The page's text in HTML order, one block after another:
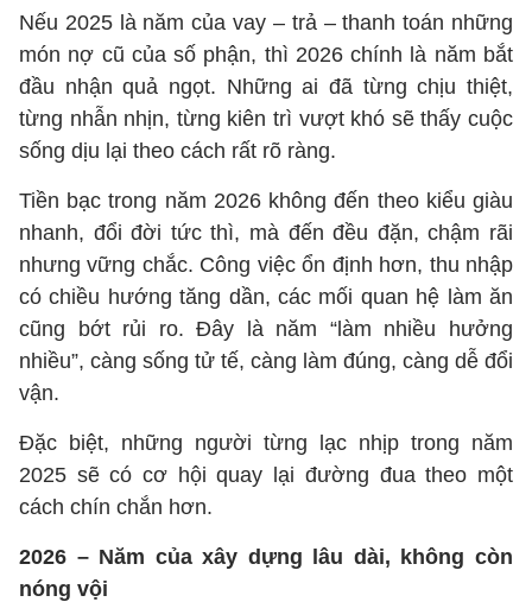
Nếu 2025 là năm của vay – trả – thanh toán những
món nợ cũ của số phận, thì 2026 chính là năm bắt
đầu nhận quả ngọt. Những ai đã từng chịu thiệt,
từng nhẫn nhịn, từng kiên trì vượt khó sẽ thấy cuộc
sống dịu lại theo cách rất rõ ràng.
Tiền bạc trong năm 2026 không đến theo kiểu giàu
nhanh, đổi đời tức thì, mà đến đều đặn, chậm rãi
nhưng vững chắc. Công việc ổn định hơn, thu nhập
có chiều hướng tăng dần, các mối quan hệ làm ăn
cũng bớt rủi ro. Đây là năm “làm nhiều hưởng
nhiều”, càng sống tử tế, càng làm đúng, càng dễ đổi
vận.
Đặc biệt, những người từng lạc nhịp trong năm
2025 sẽ có cơ hội quay lại đường đua theo một
cách chín chắn hơn.
2026 – Năm của xây dựng lâu dài, không còn
nóng vội